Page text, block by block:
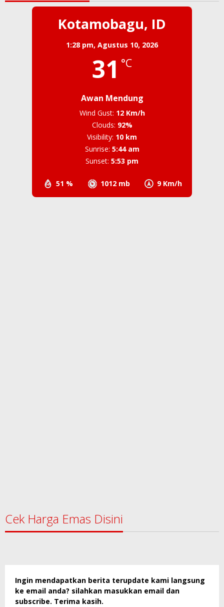
Kotamobagu, ID
1:28 pm, Agustus 10, 2026
31 °C
Awan Mendung
51 % 1012 mb 9 Km/h
Wind Gust: 12 Km/h
Clouds: 92%
Visibility: 10 km
Sunrise: 5:44 am
Sunset: 5:53 pm
Cek Harga Emas Disini
Ingin mendapatkan berita terupdate kami langsung
ke email anda? silahkan masukkan email dan
subscribe. Terima kasih.